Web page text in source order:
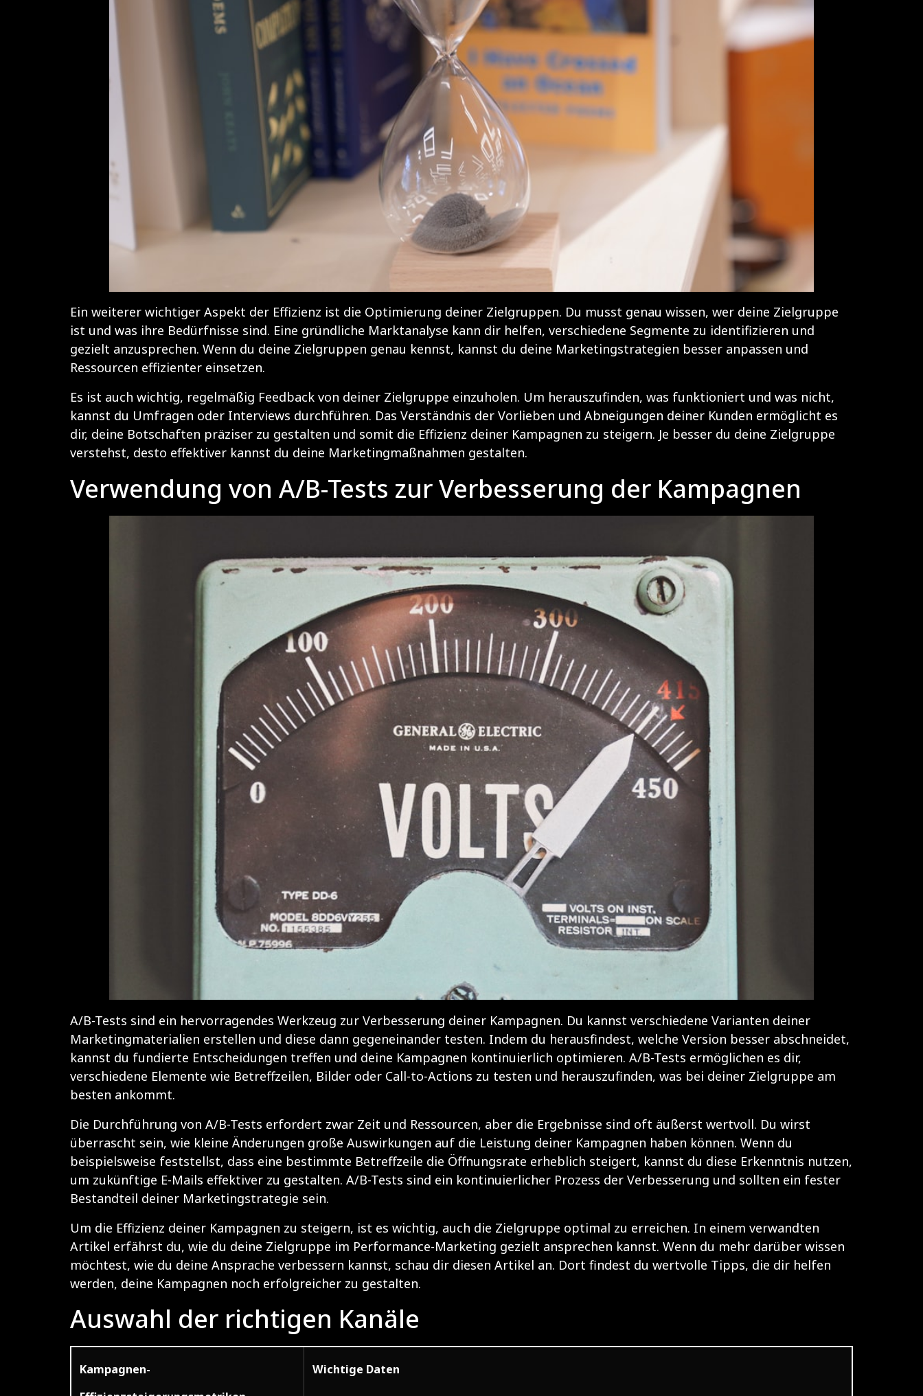
Ein weiterer wichtiger Aspekt der Effizienz ist die Optimierung deiner Zielgruppen. Du musst genau wissen, wer deine Zielgruppe
ist und was ihre Bedürfnisse sind. Eine gründliche Marktanalyse kann dir helfen, verschiedene Segmente zu identifizieren und
gezielt anzusprechen. Wenn du deine Zielgruppen genau kennst, kannst du deine Marketingstrategien besser anpassen und
Ressourcen effizienter einsetzen.
Es ist auch wichtig, regelmäßig Feedback von deiner Zielgruppe einzuholen. Um herauszufinden, was funktioniert und was nicht,
kannst du Umfragen oder Interviews durchführen. Das Verständnis der Vorlieben und Abneigungen deiner Kunden ermöglicht es
dir, deine Botschaften präziser zu gestalten und somit die Effizienz deiner Kampagnen zu steigern. Je besser du deine Zielgruppe
verstehst, desto effektiver kannst du deine Marketingmaßnahmen gestalten.
Verwendung von A/B-Tests zur Verbesserung der Kampagnen
A/B-Tests sind ein hervorragendes Werkzeug zur Verbesserung deiner Kampagnen. Du kannst verschiedene Varianten deiner
Marketingmaterialien erstellen und diese dann gegeneinander testen. Indem du herausfindest, welche Version besser abschneidet,
kannst du fundierte Entscheidungen treffen und deine Kampagnen kontinuierlich optimieren. A/B-Tests ermöglichen es dir,
verschiedene Elemente wie Betreffzeilen, Bilder oder Call-to-Actions zu testen und herauszufinden, was bei deiner Zielgruppe am
besten ankommt.
Die Durchführung von A/B-Tests erfordert zwar Zeit und Ressourcen, aber die Ergebnisse sind oft äußerst wertvoll. Du wirst
überrascht sein, wie kleine Änderungen große Auswirkungen auf die Leistung deiner Kampagnen haben können. Wenn du
beispielsweise feststellst, dass eine bestimmte Betreffzeile die Öffnungsrate erheblich steigert, kannst du diese Erkenntnis nutzen,
um zukünftige E-Mails effektiver zu gestalten. A/B-Tests sind ein kontinuierlicher Prozess der Verbesserung und sollten ein fester
Bestandteil deiner Marketingstrategie sein.
Um die Effizienz deiner Kampagnen zu steigern, ist es wichtig, auch die Zielgruppe optimal zu erreichen. In einem verwandten
Artikel erfährst du, wie du deine Zielgruppe im Performance-Marketing gezielt ansprechen kannst. Wenn du mehr darüber wissen
möchtest, wie du deine Ansprache verbessern kannst, schau dir diesen Artikel an. Dort findest du wertvolle Tipps, die dir helfen
werden, deine Kampagnen noch erfolgreicher zu gestalten.
Auswahl der richtigen Kanäle
Kampagnen-
Wichtige Daten